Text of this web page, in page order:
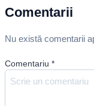
Comentarii
Nu există comentarii
Comentariu *